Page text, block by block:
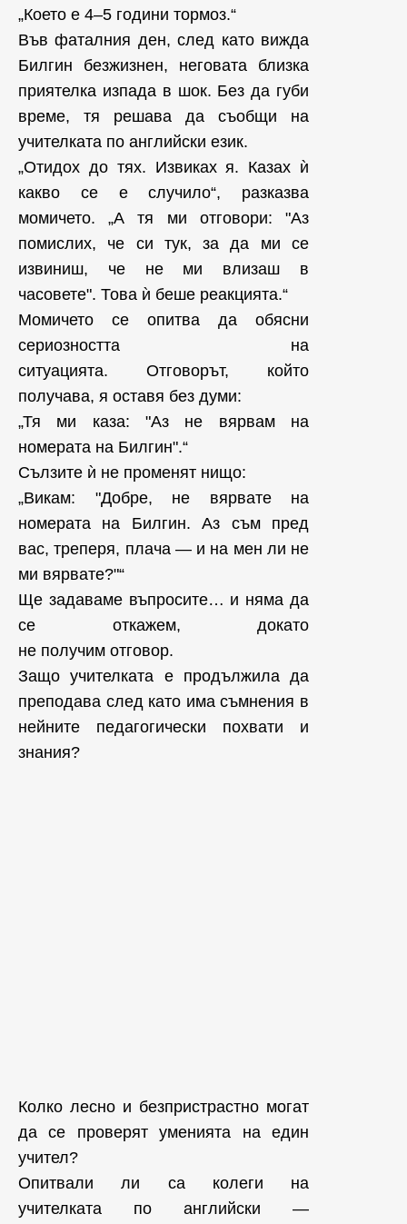
„Което е 4–5 години тормоз.“
Във фаталния ден, след като вижда
Билгин безжизнен, неговата близка
приятелка изпада в шок. Без да губи
време, тя решава да съобщи на
учителката по английски език.
„Отидох до тях. Извиках я. Казах ѝ
какво се е случило“, разказва
момичето. „А тя ми отговори: "Аз
помислих, че си тук, за да ми се
извиниш, че не ми влизаш в
часовете". Това ѝ беше реакцията.“
Момичето се опитва да обясни
сериозността на
ситуацията. Отговорът, който
получава, я оставя без думи:
„Тя ми каза: "Аз не вярвам на
номерата на Билгин".“
Сълзите ѝ не променят нищо:
„Викам: "Добре, не вярвате на
номерата на Билгин. Аз съм пред
вас, треперя, плача — и на мен ли не
ми вярвате?"“
Ще задаваме въпросите… и няма да
се откажем, докато
не получим отговор.
Защо учителката е продължила да
преподава след като има съмнения в
нейните педагогически похвати и
знания?
Колко лесно и безпристрастно могат
да се проверят уменията на един
учител?
Опитвали ли са колеги на
учителката по английски —